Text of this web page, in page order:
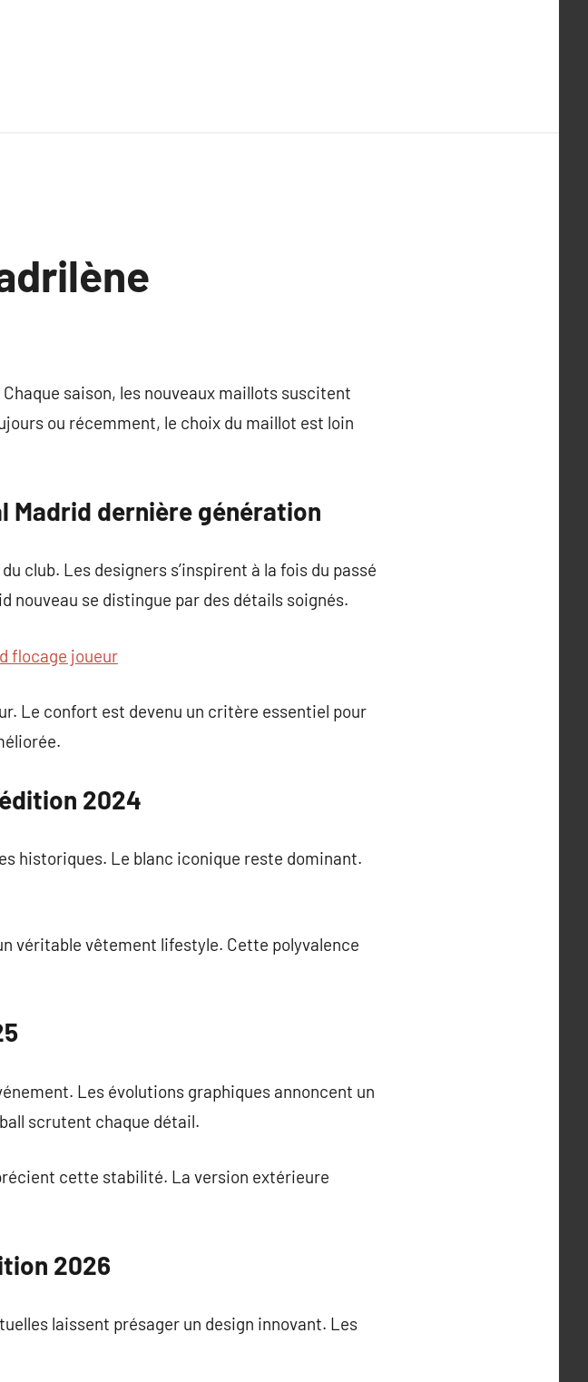
saison, les nouveaux maillots suscitent
ou récemment, le choix du maillot est loin
Madrid dernière génération
club. Les designers s’inspirent à la fois du passé
nouveau se distingue par des détails soignés.
flocage joueur
Le confort est devenu un critère essentiel pour
2024
historiques. Le blanc iconique reste dominant.
véritable vêtement lifestyle. Cette polyvalence
Les évolutions graphiques annoncent un
scrutent chaque détail.
cette stabilité. La version extérieure
2026
laissent présager un design innovant. Les